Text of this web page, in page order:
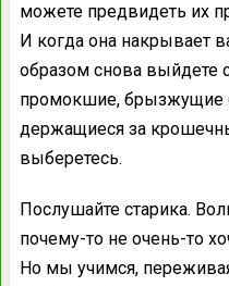
можете предвидеть их
И когда она накрывает
образом снова выйдете
промокшие, брызжущие
держащиеся за
выберетесь.
Послушайте старика.
почему-то не очень-то
Но мы учимся,